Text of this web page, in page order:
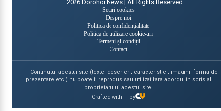
2026 Dorohoi News | All Rights Reserved
Setari cookies
Despre noi
Politica de confidențialitate
Politica de utilizare cookie-uri
Termeni și condiții
Contact
Continutul acestui site (texte, descrieri, caracteristici, imagini, forma de
prezentare etc.) nu poate fi reprodus sau utilizat fara acordul in scris al
proprietarului acestui site.
Crafted with
by